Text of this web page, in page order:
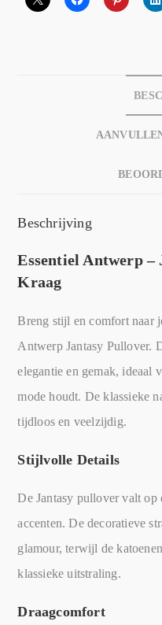
Beschrijving
Essentiel Antwerp –
Kraag
Breng stijl en comfort naar
Antwerp Jantasy Pullover.
elegantie en gemak, ideaal
mode houdt. De klassieke
tijdloos en veelzijdig.
Stijlvolle Details
De Jantasy pullover valt
accenten. De decoratieve
glamour, terwijl de
klassieke uitstraling.
Draagcomfort